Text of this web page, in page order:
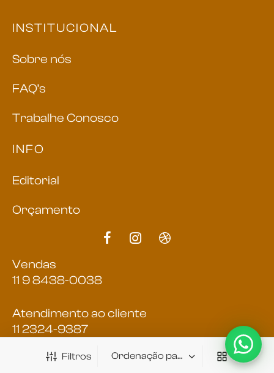
Filtros
INSTITUCIONAL
Sobre nós
FAQ’s
Trabalhe Conosco
INFO
Editorial
Orçamento
Vendas
11 9 8438-0038
Atendimento ao cliente
11 2324-9387